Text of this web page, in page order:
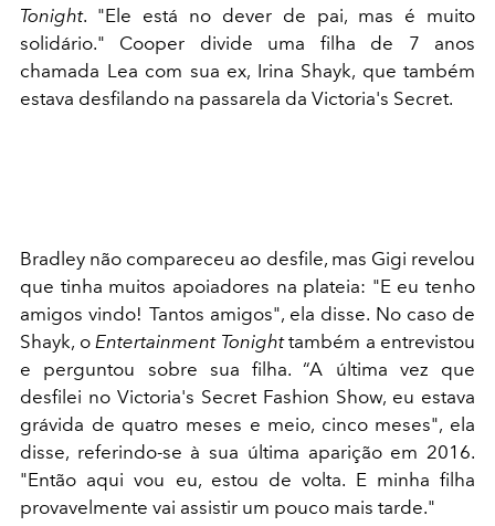
Tonight. "Ele está no dever de pai, mas é muito
solidário." Cooper divide uma filha de 7 anos
chamada Lea com sua ex, Irina Shayk, que também
estava desfilando na passarela da Victoria's Secret.
Bradley não compareceu ao desfile, mas Gigi revelou
que tinha muitos apoiadores na plateia: "E eu tenho
amigos vindo! Tantos amigos", ela disse. No caso de
Shayk, o Entertainment Tonighttambém a entrevistou
e perguntou sobre sua filha. “A última vez que
desfilei no Victoria's Secret Fashion Show, eu estava
grávida de quatro meses e meio, cinco meses", ela
disse, referindo-se à sua última aparição em 2016.
"Então aqui vou eu, estou de volta. E minha filha
provavelmente vai assistir um pouco mais tarde."